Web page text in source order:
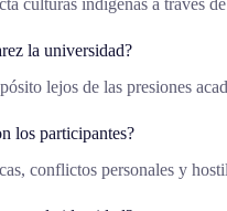
culturas indígenas a través
la universidad?
lejos de las presiones
los participantes?
conflictos personales y